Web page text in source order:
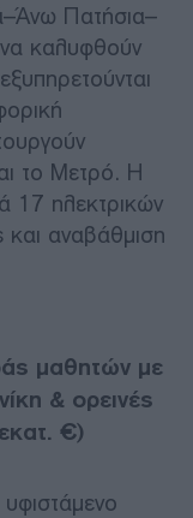
Πατήσια–
καλυφθούν
το Μετρό. Η
17 ηλεκτρικών
αναβάθμιση
μαθητών με
& ορεινές
€)